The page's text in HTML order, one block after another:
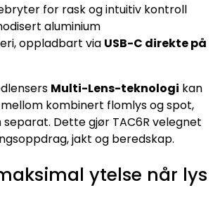
for rask og intuitiv kontroll
aluminium
oppladbart via USB-C direkte på
Multi-Lens-teknologi kan
kombinert flomlys og spot,
Dette gjør TAC6R velegnet
jakt og beredskap.
ytelse når lys